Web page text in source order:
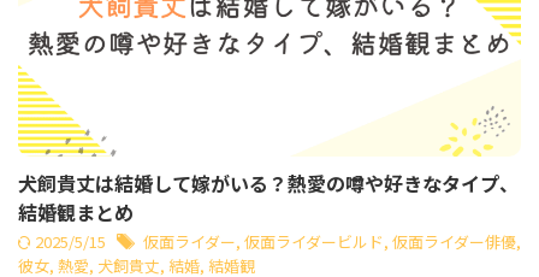
犬飼貴丈は結婚して嫁がいる？熱愛の噂や好きなタイプ、
結婚観まとめ
2025/5/15 仮面ライダー, 仮面ライダービルド, 仮面ライダー俳優,
彼女, 熱愛, 犬飼貴丈, 結婚, 結婚観